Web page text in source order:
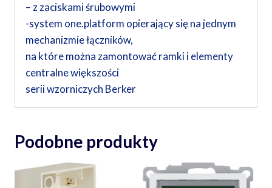
– z zaciskami śrubowymi
-system one.platform opierający się na jednym
mechanizmie łączników,
na które można zamontować ramki i elementy
centralne większości
serii wzorniczych Berker
Podobne produkty